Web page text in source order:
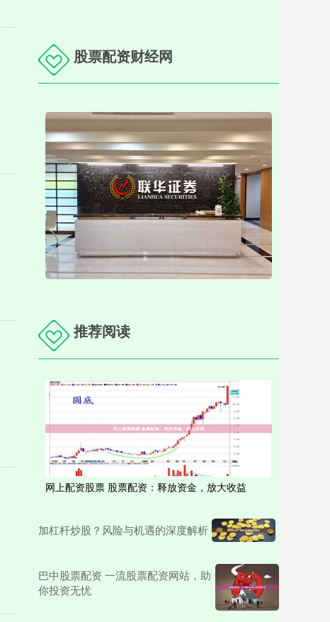
股票配资财经网
推荐阅读
网上配资股票 股票配资：释放资金，放大收益
加杠杆炒股？风险与机遇的深度解析
巴中股票配资 一流股票配资网站，助
你投资无忧